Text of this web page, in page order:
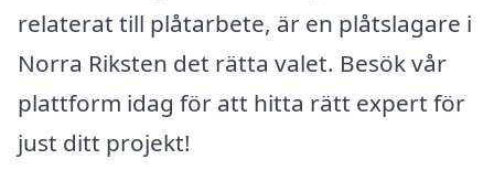
relaterat till plåtarbete, är en plåtslagare i
Norra Riksten det rätta valet. Besök vår
plattform idag för att hitta rätt expert för
just ditt projekt!